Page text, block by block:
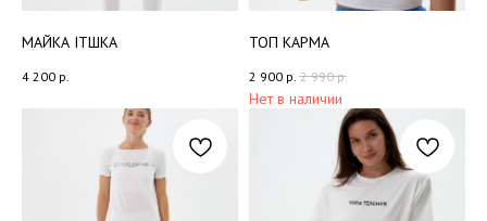
МАЙКА ITШКА
4 200 р.
ТОП КАРМА
2 900 р. 2 990 р.
Нет в наличии